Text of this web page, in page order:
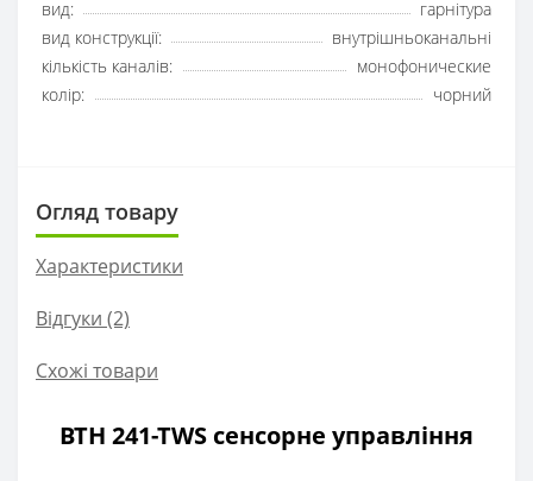
вид:
гарнітура
вид конструкції:
внутрішньоканальні
кількість каналів:
монофонические
колір:
чорний
Огляд товару
Характеристики
Відгуки (2)
Схожі товари
BTH 241-TWS сенсорне управління